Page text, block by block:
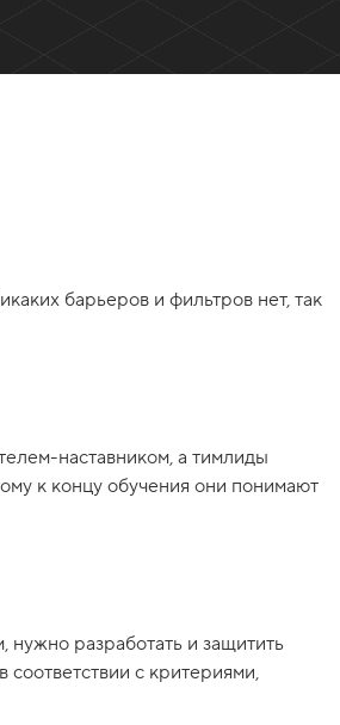
барьеров и фильтров нет, так
наставником, а тимлиды
к концу обучения они понимают
разработать и защитить
с критериями,